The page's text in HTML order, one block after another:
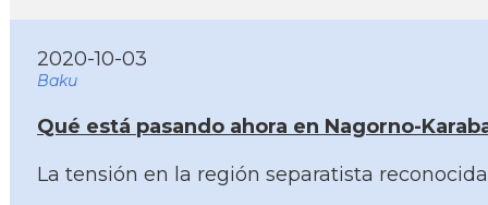
2020-10-03
Baku
Qué está pasando ahora en Nagorno-
La tensión en la región separatista